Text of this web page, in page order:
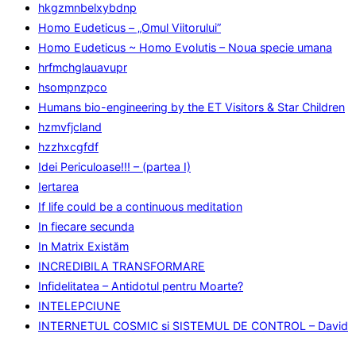
hkgzmnbelxybdnp
Homo Eudeticus – „Omul Viitorului”
Homo Eudeticus ~ Homo Evolutis – Noua specie umana
hrfmchglauavupr
hsompnzpco
Humans bio-engineering by the ET Visitors & Star Children
hzmvfjcland
hzzhxcgfdf
Idei Periculoase!!! – (partea I)
Iertarea
If life could be a continuous meditation
In fiecare secunda
In Matrix Existăm
INCREDIBILA TRANSFORMARE
Infidelitatea – Antidotul pentru Moarte?
INTELEPCIUNE
INTERNETUL COSMIC si SISTEMUL DE CONTROL – David